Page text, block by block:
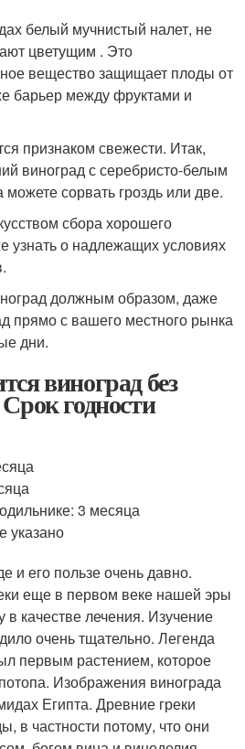
белый мучнистый налет, не
цветущим . Это
вещество защищает плоды от
барьер между фруктами и
признаком свежести. Итак,
виноград с серебристо-белым
сорвать гроздь или две.
сбора хорошего
узнать о надлежащих условиях
должным образом, даже
прямо с вашего местного рынка
дни.
виноград без
годности
3 месяца
указано
и его пользе очень давно.
еще в первом веке нашей эры
в качестве лечения. Изучение
очень тщательно. Легенда
первым растением, которое
Изображения винограда
Египта. Древние греки
в частности потому, что они